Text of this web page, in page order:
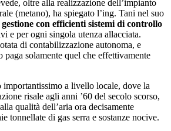
oltre alla realizzazione dell’impianto
(metano), ha spiegato l’ing. Tani nel suo
gestione con efficienti sistemi di controllo
e per ogni singola utenza allacciata.
di contabilizzazione autonoma, e
solamente quel che effettivamente
importantissimo a livello locale, dove la
risale agli anni ’60 del secolo scorso,
qualità dell’aria ora decisamente
tonnellate di gas serra e sostanze nocive.